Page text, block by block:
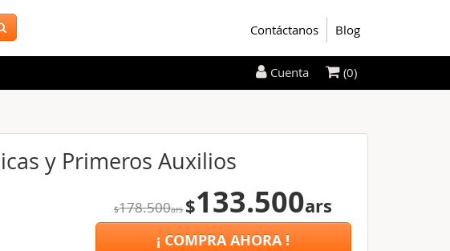
Contáctanos Blog
y Primeros Auxilios
$178.500ars $133.500ars
¡ COMPRA AHORA !
Cuenta (0)